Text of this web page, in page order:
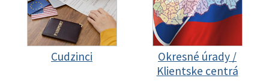
Cudzinci
Okresné úrady /
Klientske centrá